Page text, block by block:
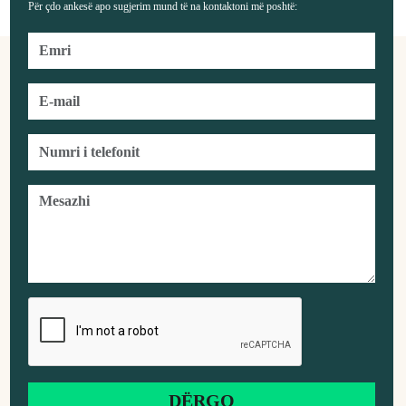
Për çdo ankesë apo sugjerim mund të na kontaktoni më poshtë: